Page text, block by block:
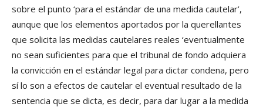
sobre el punto ‘para el estándar de una medida cautelar’,
aunque que los elementos aportados por la querellantes
que solicita las medidas cautelares reales ‘eventualmente
no sean suficientes para que el tribunal de fondo adquiera
la convicción en el estándar legal para dictar condena, pero
sí lo son a efectos de cautelar el eventual resultado de la
sentencia que se dicta, es decir, para dar lugar a la medida